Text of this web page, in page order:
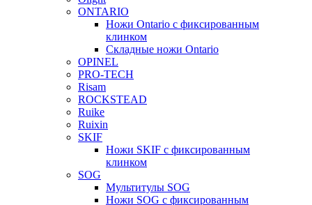
ONTARIO
Ножи Ontario c фиксированным
клинком
Складные ножи Ontario
OPINEL
PRO-TECH
Risam
ROCKSTEAD
Ruike
Ruixin
SKIF
Ножи SKIF с фиксированным
клинком
SOG
Мультитулы SOG
Ножи SOG с фиксированным